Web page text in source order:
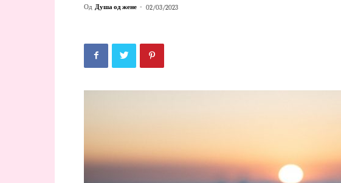
Од Душа од жене - 02/03/2023